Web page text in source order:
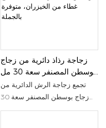
زجاجة رذاذ دائرية من زجاج
بوسطن المصنفر سعة 30 مل
مع غطاء من الخيزران،
متوفرة بالجملة
تجمع زجاجة الرش الدائرية من
زجاج بوسطن المصنفر سعة 30
مل مع غطاء من الخيزران بين